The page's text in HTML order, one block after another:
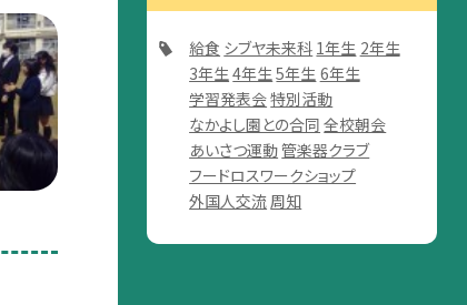
給食 シブヤ未来科 1年生 2年生
3年生 4年生 5年生 6年生
学習発表会特別活動
なかよし園との合同 全校朝会
あいさつ運動管楽器クラブ
フードロスワークショップ
外国人交流 周知